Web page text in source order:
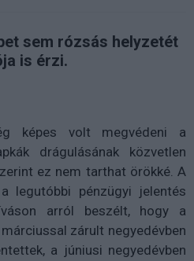
sem rózsás helyzetét
is érzi.
képes volt megvédeni a
drágulásának közvetlen
ez nem tarthat örökké. A
legutóbbi pénzügyi jelentés
arról beszélt, hogy a
zárult negyedévben
a júniusi negyedévben